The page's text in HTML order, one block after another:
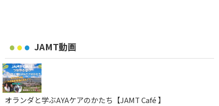
JAMT動画
オランダと学ぶAYAケアのかたち【JAMT Café 】